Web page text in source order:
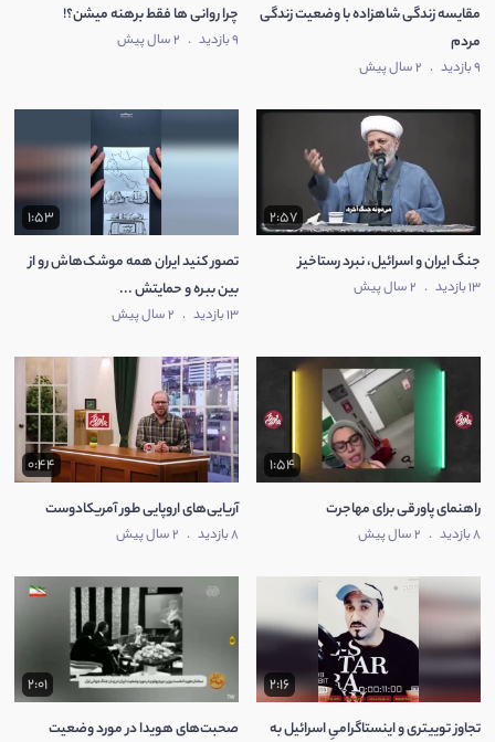
مقایسه زندگی شاهزاده با وضعیت زندگی
مردم
9 بازدید . 2 سال پیش
چرا روانی ها فقط برهنه میشن؟!
9 بازدید . 2 سال پیش
2:57
جنگ ایران و اسرائیل، نبرد رستاخیز
13 بازدید . 2 سال پیش
1:53
تصور کنید ایران همه موشک‌هاش رو از
بین ببره و حمایتش ...
13 بازدید . 2 سال پیش
1:54
راهنمای پاورقی برای مهاجرت
8 بازدید . 2 سال پیش
0:44
آریایی‌های اروپایی طور آمریکادوست
8 بازدید . 2 سال پیش
2:16
تجاوز توییتری و اینستاگرامیِ اسرائیل به
2:01
صحبت‌های هویدا در مورد وضعیت